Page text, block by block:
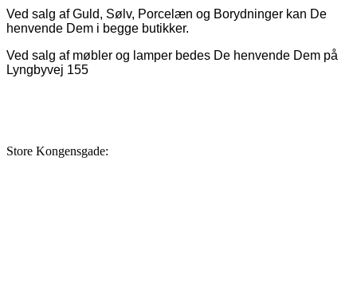
Ved salg af Guld, Sølv, Porcelæn og Borydninger kan De
henvende Dem i begge butikker.
Ved salg af møbler og lamper bedes De henvende Dem på
Lyngbyvej 155
Store Kongensgade: